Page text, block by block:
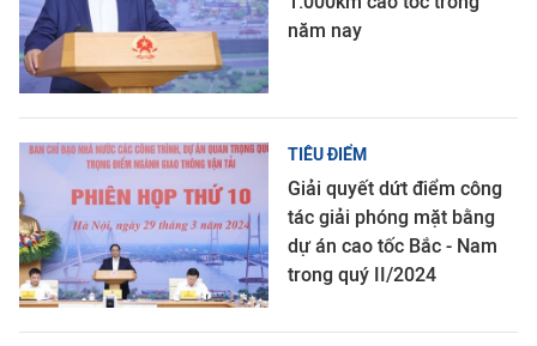
năm nay
TIÊU ĐIỂM
Giải quyết dứt điểm công
tác giải phóng mặt bằng
dự án cao tốc Bắc - Nam
trong quý II/2024